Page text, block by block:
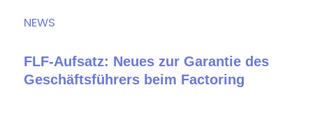
NEWS
FLF-Aufsatz: Neues zur Garantie des
Geschäftsführers beim Factoring